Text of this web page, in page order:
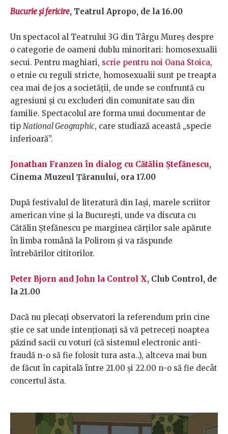
Bucurie şi fericire, Teatrul Apropo, de la 16.00
Un spectacol al Teatrului 3G din Târgu Mureş despre
o categorie de oameni dublu minoritari: homosexualii
secui. Pentru maghiari, scrie pentru noi Oana Stoica,
o etnie cu reguli stricte, homosexualii sunt pe treapta
cea mai de jos a societăţii, de unde se confruntă cu
agresiuni şi cu excluderi din comunitate sau din
familie. Spectacolul are forma unui documentar de
tip National Geographic, care studiază această „specie
inferioară”.
Jonathan Franzen în dialog cu Cătălin Ștefănescu,
Cinema Muzeul Țăranului, ora 17.00
După festivalul de literatură din Iaşi, marele scriitor
american vine şi la Bucureşti, unde va discuta cu
Cătălin Ştefănescu pe marginea cărţilor sale apărute
în limba română la Polirom şi va răspunde
întrebărilor cititorilor.
Peter Bjorn and John la Control X, Club Control, de
la 21.00
Dacă nu plecați observatori la referendum prin cine
știe ce sat unde intenționați să vă petreceți noaptea
păzind sacii cu voturi (că sistemul electronic anti-
fraudă n-o să fie folosit tura asta..), altceva mai bun
de făcut în capitală între 21.00 și 22.00 n-o să fie decât
concertul ăsta.